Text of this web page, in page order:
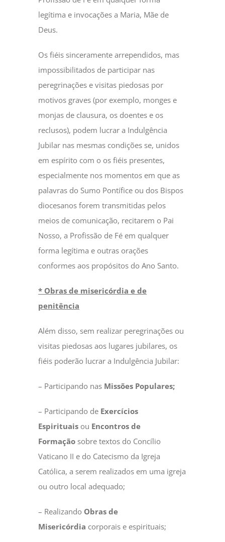
legítima e invocações a Maria, Mãe de
Deus.
Os fiéis sinceramente arrependidos, mas
impossibilitados de participar nas
peregrinações e visitas piedosas por
motivos graves (por exemplo, monges e
monjas de clausura, os doentes e os
reclusos), podem lucrar a Indulgência
Jubilar nas mesmas condições se, unidos
em espírito com o os fiéis presentes,
especialmente nos momentos em que as
palavras do Sumo Pontífice ou dos Bispos
diocesanos forem transmitidas pelos
meios de comunicação, recitarem o Pai
Nosso, a Profissão de Fé em qualquer
forma legítima e outras orações
conformes aos propósitos do Ano Santo.
* Obras de misericórdia e de
penitência
Além disso, sem realizar peregrinações ou
visitas piedosas aos lugares jubilares, os
fiéis poderão lucrar a Indulgência Jubilar:
– Participando nas Missões Populares;
– Participando de Exercícios
Espirituais ou Encontros de
Formação sobre textos do Concílio
Vaticano II e do Catecismo da Igreja
Católica, a serem realizados em uma igreja
ou outro local adequado;
– Realizando Obras de
Misericórdia corporais e espirituais;